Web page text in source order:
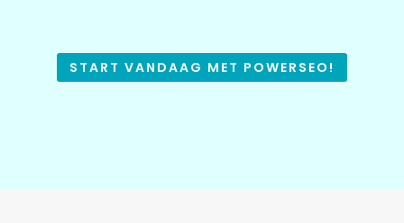
START VANDAAG MET POWERSEO!